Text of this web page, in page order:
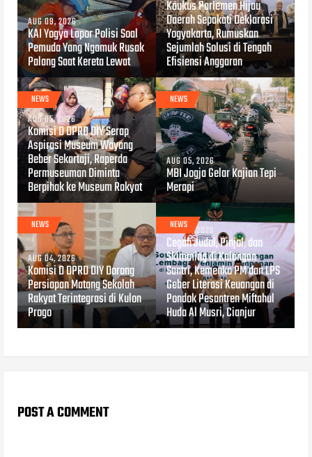
AUG 09, 2026
KAI Yogya Lapor Polisi Soal
Pemuda Yang Ngamuk Rusak
Palang Saat Kereta Lewat
Kaukus Parlemen Hijau
Daerah Sepakati Deklarasi
Yogyakarta, Rumuskan
Sejumlah Solusi di Tengah
Efisiensi Anggaran
NEWS
AUG 05, 2026
Komisi D DPRD DIY Serap
Aspirasi Museum Wayang
Beber Sekartaji, Raperda
Permuseuman Diminta
Berpihak ke Museum Rakyat
NEWS
AUG 05, 2026
MBI Jogja Gelar Kajian Tepi
Merapi
NEWS
AUG 04, 2026
Komisi D DPRD DIY Dorong
Persiapan Matang Sekolah
Rakyat Terintegrasi di Kulon
Progo
NEWS
AUG 04, 2026
Cegah Judol, Pinjol, dan
Skimming di Kalangan
Santri, Kemenko PM dan LPS
Geber Literasi Keuangan di
Pondok Pesantren Miftahul
Huda Al Musri, Cianjur
POST A COMMENT